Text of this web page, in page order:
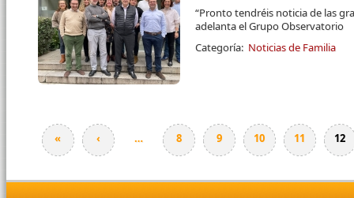
“Pronto tendréis noticia de las
adelanta el Grupo Observatorio
Categoría: Noticias de Familia
Páginas
« ‹ … 8 9 10 11 12